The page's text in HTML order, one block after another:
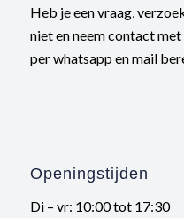
Heb je een vraag,
niet en neem contact
per whatsapp en mail
Openingstijden
Di – vr: 10:00 tot 17:30